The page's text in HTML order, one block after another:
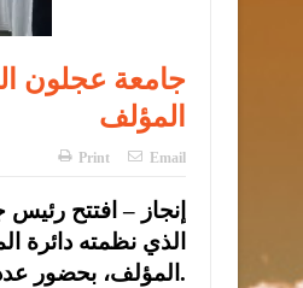
جامعة عجلون
المؤلف
Print Email
إنجاز – افتتح
الذي نظمته دائرة
المؤلف، بحضور عدد من عمداء الكليات وأعضاء الهيئتين التدريسية والإدارية والطلبة.